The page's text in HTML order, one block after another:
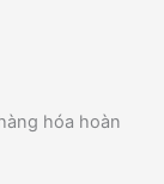
hóa hoàn